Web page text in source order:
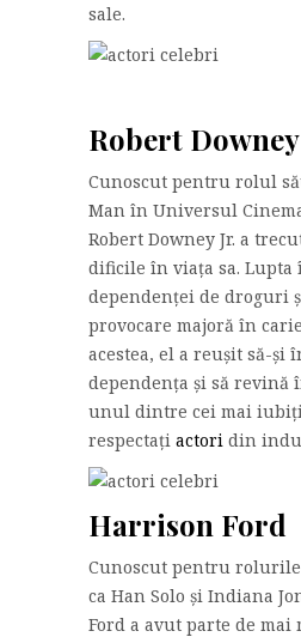
sale.
Robert Downey
Cunoscut pentru rolul
Man în Universul
Robert Downey Jr. a
dificile în viața sa. Lupta
dependenței de droguri
provocare majoră în
acestea, el a reușit să-și
dependența și să revină
unul dintre cei mai
respectați actori din
Harrison Ford
Cunoscut pentru
ca Han Solo și Indiana
Ford a avut parte de mai